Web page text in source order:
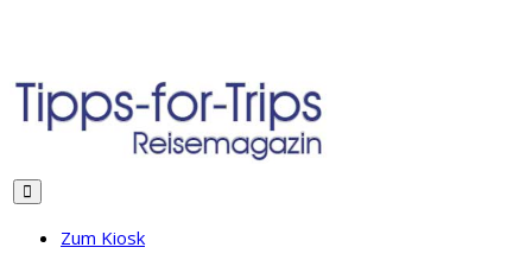
Zum Kiosk